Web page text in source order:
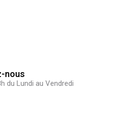
nous
du Lundi au Vendredi